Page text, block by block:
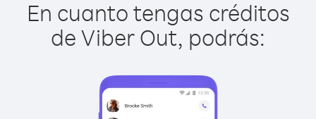
En cuanto tengas créditos
de Viber Out, podrás: